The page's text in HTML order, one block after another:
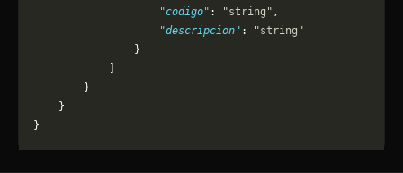
                    "codigo"
: "string" ,
                    "descripcion"
:
"string"
                }
        }
    }
}